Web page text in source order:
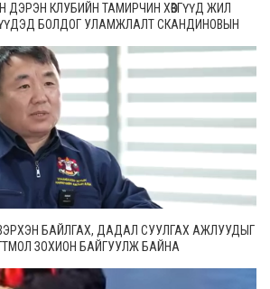
ДЭРЭН КЛУБИЙН ТАМИРЧИН ХӨВГҮҮД ЖИЛ
БОЛДОГ УЛАМЖЛАЛТ СКАНДИНОВЫН
БАЙЛГАХ, ДАДАЛ СУУЛГАХ АЖЛУУДЫГ
ЗОХИОН БАЙГУУЛЖ БАЙНА